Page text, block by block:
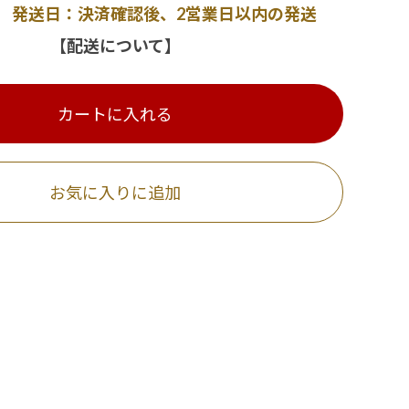
送日：決済確認後、2営業日以内の発送
【配送について】
カートに入れる
お気に入りに追加